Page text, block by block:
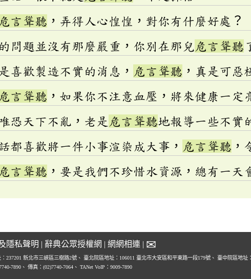
危言聳聽 ，弄得人心惶惶，對你有什麼好處？
問題並沒有那麼嚴重，你別在那兒 危言聳聽
喜歡製造不實的消息， 危言聳聽 ，真是可惡
危言聳聽 ，如果你不注意血壓，將來健康一定
恐天下不亂，老是 危言聳聽地報導一些不實
都喜歡將一件小事渲染成大事， 危言聳聽 ，
危言聳聽 ，要是我們不珍惜水資源，總有一天
隱私聲明 | 辭典公眾授權網 | 網網相連 | ✉
237201 新北市三峽區三樹路2號、 臺北院區地址：106011 臺北市大安區和平東路一段179號、 臺中院區地址
7890、 傳真：(02)7740-7064、 TANet VoIP：9009-7890